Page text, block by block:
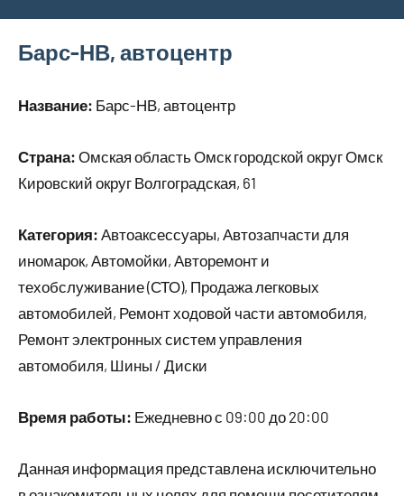
Барс-НВ, автоцентр
Название: Барс-НВ, автоцентр
Страна: Омская область Омск городской округ Омск
Кировский округ Волгоградская, 61
Категория: Автоаксессуары, Автозапчасти для
иномарок, Автомойки, Авторемонт и
техобслуживание (СТО), Продажа легковых
автомобилей, Ремонт ходовой части автомобиля,
Ремонт электронных систем управления
автомобиля, Шины / Диски
Время работы: Ежедневно с 09:00 до 20:00
Данная информация представлена исключительно